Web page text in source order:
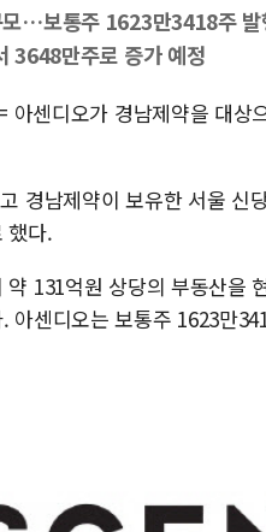
…보통주 1623만3418주 발
3648만주로 증가 예정
센디오가 경남제약을 대상
경남제약이 보유한 서울 신
했다.
131억원 상당의 부동산을
아센디오는 보통주 1623만